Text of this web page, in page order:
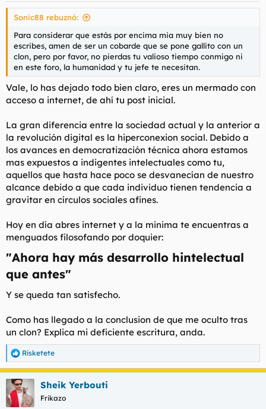
más talento, que hay más grandes artistas y creadores que
nunca antes. Yo no sé si el ser humano en general siempre ha
que sirven como medidores para evidenciarlo, pero la
sensación personal es que la especie humana era más
inteligente en conjunto años atrás y cada vez es más simple,
mediocre y estúpida.
No es un hilo de antes todo bien y ahora mal, o sí. En fin,
creado está, folláoslo como queráis y a ver que opináis al
Sonic88 rebuznó:
Para considerar que estás por encima mia muy bien no
escribes, amen de ser un cobarde que se pone gallito con un
clon, pero por favor, no pierdas tu valioso tiempo conmigo ni
en este foro, la humanidad y tu jefe te necesitan.
Vale, lo has dejado todo bien claro, eres un mermado con
acceso a internet, de ahí tu post inicial.
La gran diferencia entre la sociedad actual y la anterior a
la revolución digital es la hiperconexion social. Debido a
los avances en democratización técnica ahora estamos
mas expuestos a indigentes intelectuales como tu,
aquellos que hasta hace poco se desvanecían de nuestro
alcance debido a que cada individuo tienen tendencia a
gravitar en círculos sociales afines.
Hoy en día abres internet y a la minima te encuentras a
menguados filosofando por doquier:
"Ahora hay más desarrollo hintelectual
que antes"​
Y se queda tan satisfecho.
Como has llegado a la conclusion de que me oculto tras
un clon? Explica mi deficiente escritura, anda.
R
e
a
c
c
i
Risketete
Sheik Yerbouti
Frikazo